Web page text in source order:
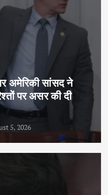
अमेरिकी सांसद ने
पर असर की दी
5, 2026